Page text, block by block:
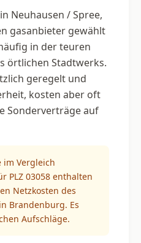
Neuhausen / Spree,
gasanbieter gewählt
in der teuren
örtlichen Stadtwerks.
geregelt und
kosten aber oft
Sonderverträge auf
im Vergleich
PLZ 03058 enthalten
Netzkosten des
Brandenburg. Es
Aufschläge.